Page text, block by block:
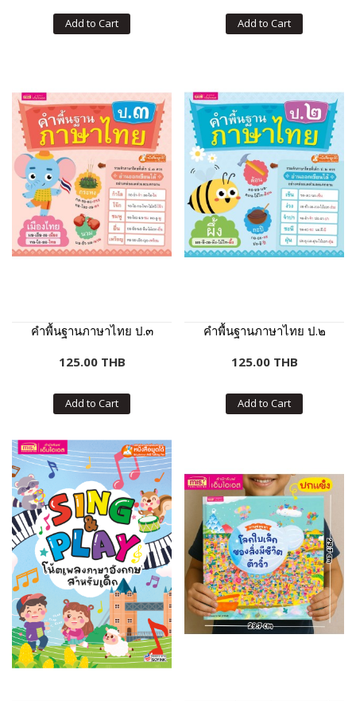
Add to Cart Add to Cart
คำพื้นฐานภาษาไทย ป.๓
125.00 THB
Add to Cart
คำพื้นฐานภาษาไทย ป.๒
125.00 THB
Add to Cart